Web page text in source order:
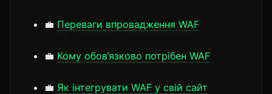
💼 Переваги впровадження WAF
💼 Кому обов’язково потрібен WAF
💼 Як інтегрувати WAF у свій сайт